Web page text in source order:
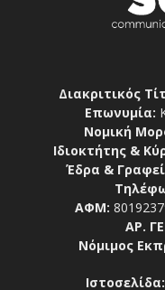
Διακριτικός
Επωνυμία:
Νομική
Ιδιοκτήτης &
Έδρα &
ΑΦΜ:
ΑΡ.
Νόμιμος
Ιστοσελίδα: